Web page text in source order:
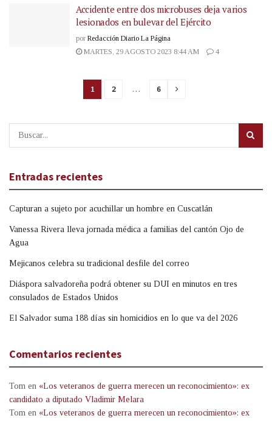
Accidente entre dos microbuses deja varios
lesionados en bulevar del Ejército
por Redacción Diario La Página
MARTES, 29 AGOSTO 2023 8:44 AM
4
1 2 … 6
Entradas recientes
Capturan a sujeto por acuchillar un hombre en Cuscatlán
Vanessa Rivera lleva jornada médica a familias del cantón Ojo de
Agua
Mejicanos celebra su tradicional desfile del correo
Diáspora salvadoreña podrá obtener su DUI en minutos en tres
consulados de Estados Unidos
El Salvador suma 188 días sin homicidios en lo que va del 2026
Comentarios recientes
Tom en «Los veteranos de guerra merecen un reconocimiento»: ex
candidato a diputado Vladimir Melara
Tom en «Los veteranos de guerra merecen un reconocimiento»: ex